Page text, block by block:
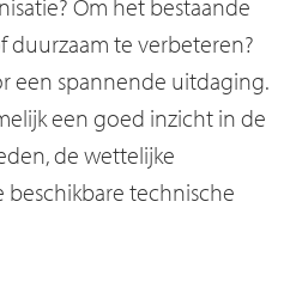
Om het bestaande
te verbeteren?
een spannende uitdaging.
een goed inzicht in de
de wettelijke
technische